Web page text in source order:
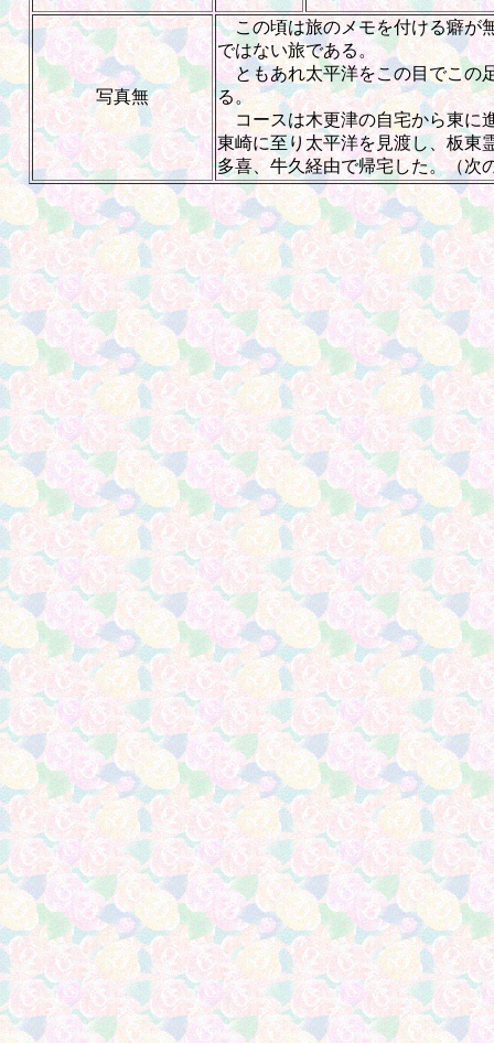
写真無
この頃は旅のメモを付ける癖が
ではない旅である。
ともあれ太平洋をこの目でこの
る。
コースは木更津の自宅から東に
東崎に至り太平洋を見渡し、板東
多喜、牛久経由で帰宅した。（次